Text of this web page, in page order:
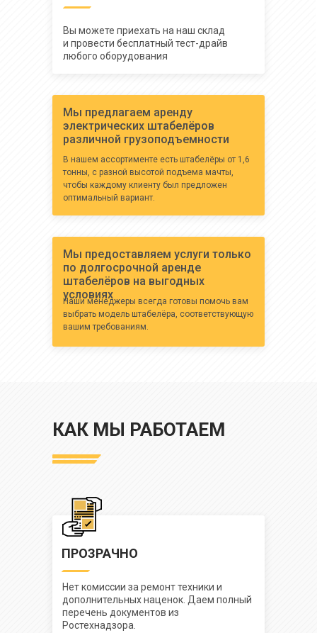
Вы можете приехать на наш склад
и провести бесплатный тест-драйв
любого оборудования
Мы предлагаем аренду
электрических штабелёров
различной грузоподъемности
В нашем ассортименте есть штабелёры от 1,6
тонны, с разной высотой подъема мачты,
чтобы каждому клиенту был предложен
оптимальный вариант.
Наши менеджеры всегда готовы помочь вам
выбрать модель штабелёра, соответствующую
вашим требованиям.
Мы предоставляем услуги только
по долгосрочной аренде
штабелёров на выгодных
условиях
Нет комиссии за ремонт техники и
дополнительных наценок. Даем полный
перечень документов из
Ростехнадзора.
КАК МЫ РАБОТАЕМ
ПРОЗРАЧНО